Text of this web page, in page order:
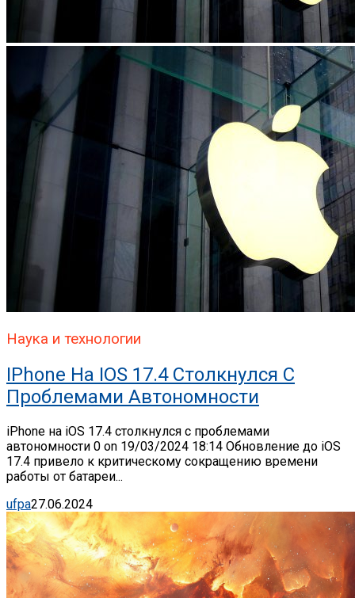
Наука и технологии
IPhone На IOS 17.4 Столкнулся С
Проблемами Автономности
iPhone на iOS 17.4 столкнулся с проблемами
автономности 0 on 19/03/2024 18:14 Обновление до iOS
17.4 привело к критическому сокращению времени
работы от батареи...
ufpa27.06.2024